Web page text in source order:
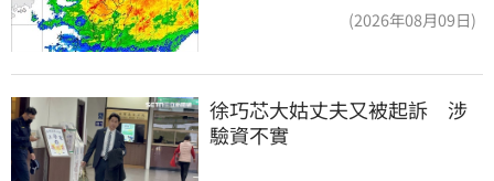
(2026年08月09日)
徐巧芯大姑丈夫又被起訴　涉
驗資不實